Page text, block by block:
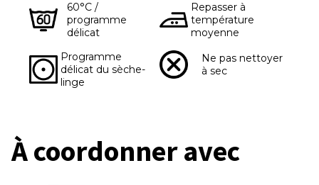
60°C /
programme
délicat
Repasser à
température
moyenne
Programme
délicat du sèche-
linge
Ne pas nettoyer
à sec
À coordonner avec